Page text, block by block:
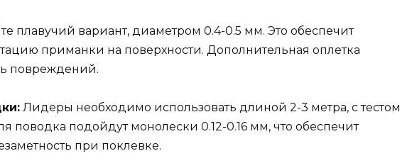
плавучий вариант, диаметром 0.4-0.5 мм. Это обеспечит
приманки на поверхности. Дополнительная оплетка
повреждений.
Лидеры необходимо использовать длиной 2-3 метра, с тестом
поводка подойдут монолески 0.12-0.16 мм, что обеспечит
при поклевке.